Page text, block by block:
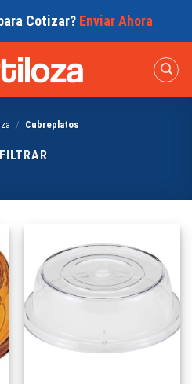
Cotizar? Enviar Ahora
/ Cubreplatos
FILTRAR